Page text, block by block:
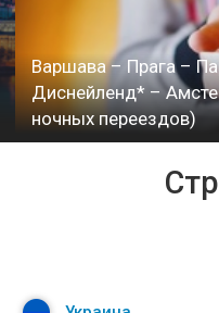
Варшава – Прага –
Диснейленд* –
ночных переездов)